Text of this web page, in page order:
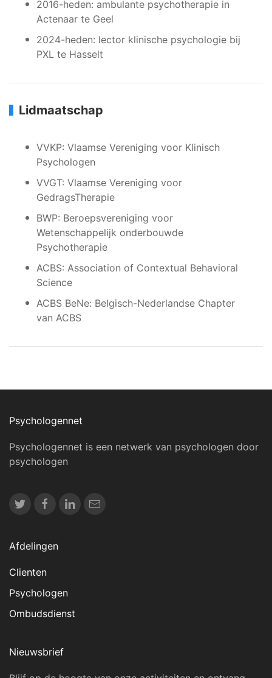
2016-heden: ambulante psychotherapie in
Actenaar te Geel
2024-heden: lector klinische psychologie bij
PXL te Hasselt
Lidmaatschap
VVKP: Vlaamse Vereniging voor Klinisch
Psychologen
VVGT: Vlaamse Vereniging voor
GedragsTherapie
BWP: Beroepsvereniging voor
Wetenschappelijk onderbouwde
Psychotherapie
ACBS: Association of Contextual Behavioral
Science
ACBS BeNe: Belgisch-Nederlandse Chapter
van ACBS
Psychologennet
Psychologennet is een netwerk van psychologen door
psychologen
Afdelingen
Clienten
Psychologen
Ombudsdienst
Nieuwsbrief